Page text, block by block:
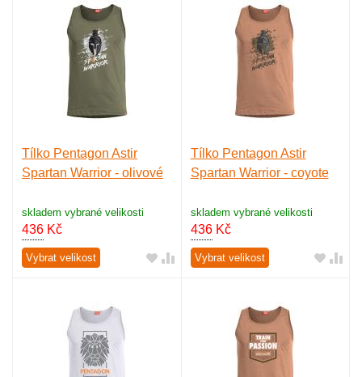
Tílko Pentagon Astir
Spartan Warrior - olivové
skladem vybrané velikosti
436 Kč
Vybrat velikost
Tílko Pentagon Astir
Spartan Warrior - coyote
skladem vybrané velikosti
436Kč
Vybrat velikost